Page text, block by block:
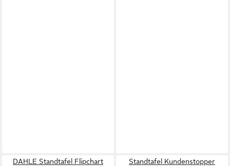
DAHLE Standtafel Flipchart
Standtafel Kundenstopper